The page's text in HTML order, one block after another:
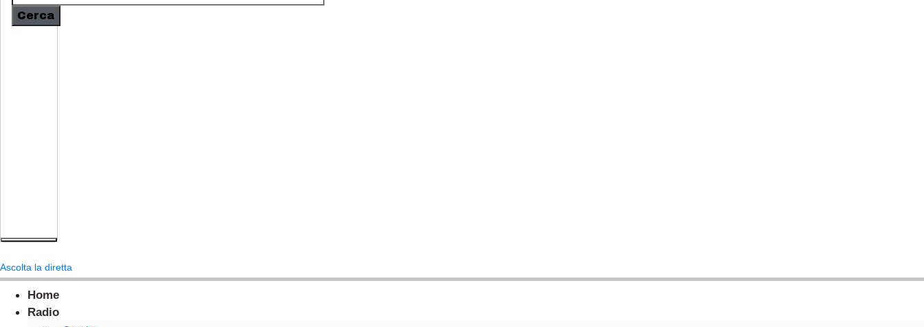
Cerca
Ascolta la diretta
Home
Radio